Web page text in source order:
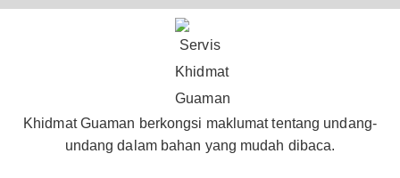
Khidmat Guaman berkongsi maklumat tentang undang-
undang dalam bahan yang mudah dibaca.